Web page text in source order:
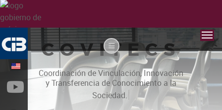
COVITECS
Coordinación de Vinculación, Innovación
y Transferencia de Conocimiento a la
Sociedad.|
YouTube